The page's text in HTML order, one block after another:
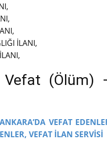
İLANI,
Vefat
ANKARA’DA VEFAT
VEFAT İLAN SERVİSİ